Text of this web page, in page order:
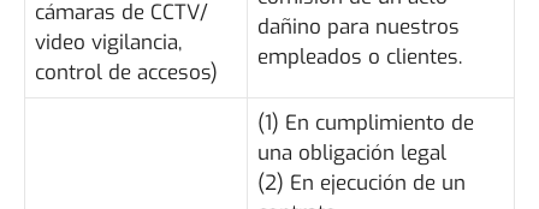
cámaras de CCTV/
video vigilancia,
control de accesos)
dañino para nuestros
empleados o clientes.
(1) En cumplimiento de
una obligación legal
(2) En ejecución de un